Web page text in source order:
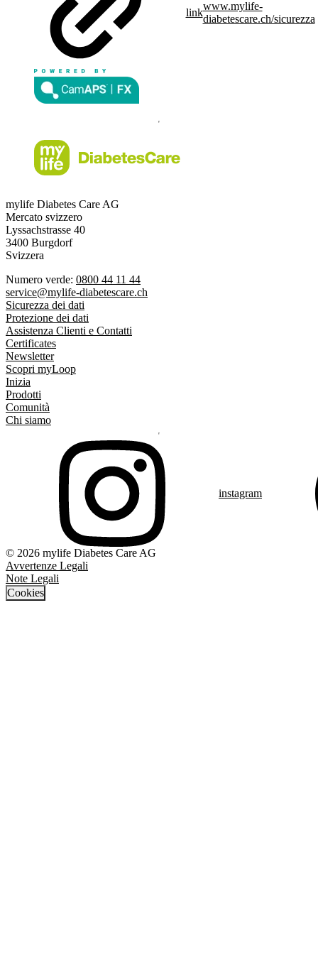
link
www.mylife-
diabetescare.ch/sicurezza
mylife Diabetes Care AG
Mercato svizzero
Lyssachstrasse 40
3400 Burgdorf
Svizzera
Numero verde: 0800 44 11 44
service@mylife-diabetescare.ch
Sicurezza dei dati
Protezione dei dati
Assistenza Clienti e Contatti
Certificates
Newsletter
Scopri myLoop
Inizia
Prodotti
Comunità
Chi siamo
instagram
© 2026 mylife Diabetes Care AG
Avvertenze Legali
Note Legali
Cookies